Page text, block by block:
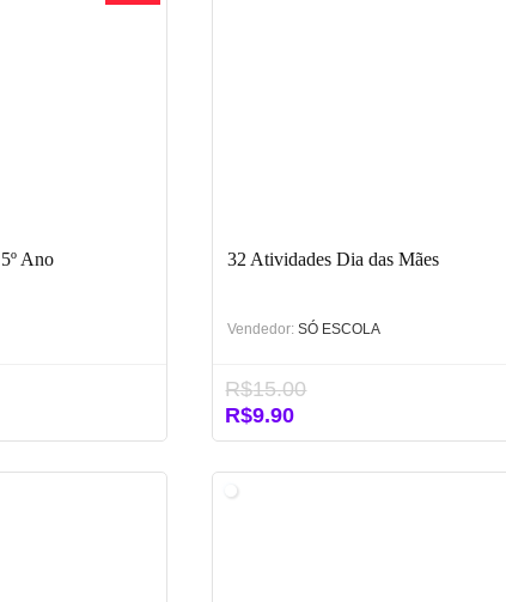
Ano 32 Atividades Dia das Mães
Vendedor: SÓ ESCOLA
R$15.00
O
preço
era:
R$9.90O
preço